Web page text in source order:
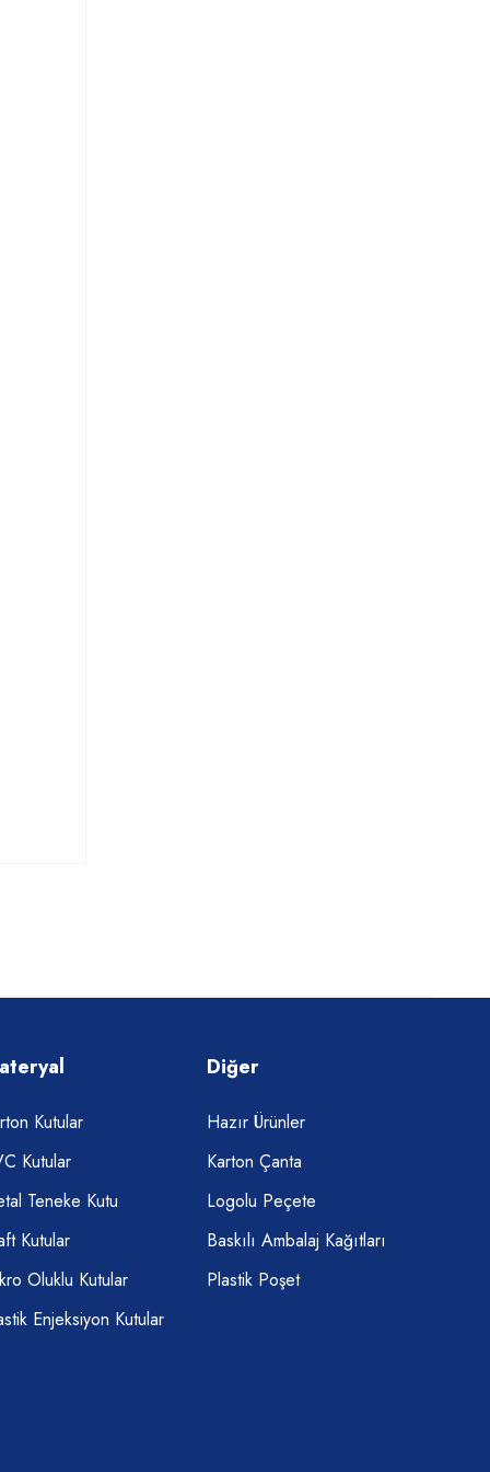
Kutular
Kutular
Teneke Kutu
Kutular
Oluklu Kutular
Enjeksiyon Kutular
Diğer
Hazır Ürünler
Karton Çanta
Logolu Peçete
Baskılı Ambalaj Kağıtları
Plastik Poşet